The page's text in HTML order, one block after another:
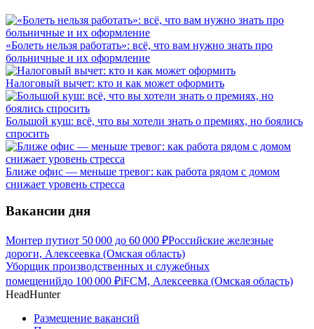
«Болеть нельзя работать»: всё, что вам нужно знать про
больничные и их оформление
Налоговый вычет: кто и как может оформить
Большой куш: всё, что вы хотели знать о премиях, но боялись
спросить
Ближе офис — меньше тревог: как работа рядом с домом
снижает уровень стресса
Вакансии дня
Монтер путиот 50 000 до 60 000 ₽Российские железные
дороги, Алексеевка (Омская область)
Уборщик производственных и служебных
помещенийдо 100 000 ₽iFCM, Алексеевка (Омская область)
HeadHunter
Размещение вакансий